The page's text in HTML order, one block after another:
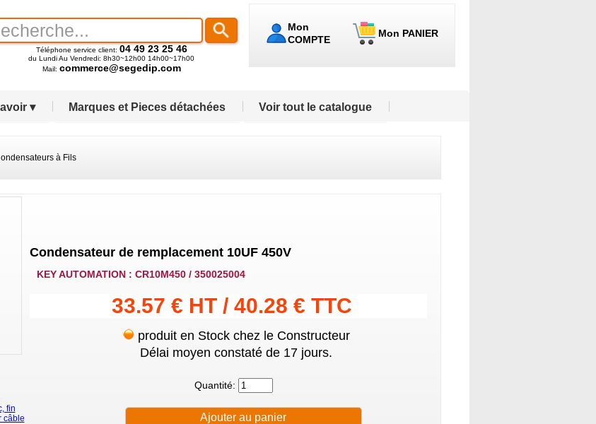
Mon
COMPTE
Mon PANIER
Téléphone service client: 04 49 23 25 46
du Lundi Au Vendredi: 8h30~12h00 14h00~17h00
Mail: commerce@segedip.com
▾ Marques et Pieces détachées Voir tout le catalogue
à Fils
fin
câble
Condensateur de remplacement 10UF 450V
KEY AUTOMATION : CR10M450 / 350025004
33.57 € HT / 40.28 € TTC
produit en Stock chez le Constructeur
Délai moyen constaté de 17 jours.
Quantité: